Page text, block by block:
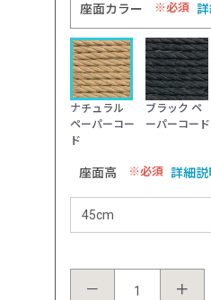
座面カラー 必須
ナチュラル
ペーパーコー
ド
ブラック ペ
ーパーコード
座面高 必須 詳細説
－ ＋